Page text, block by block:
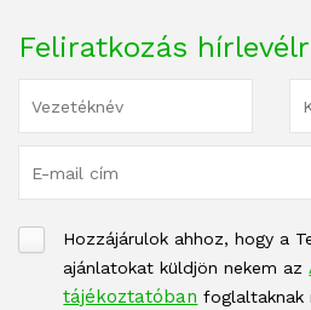
Feliratkozás
Hozzájárulok ahhoz, hogy a
ajánlatokat küldjön nekem az
tájékoztatóban foglaltaknak